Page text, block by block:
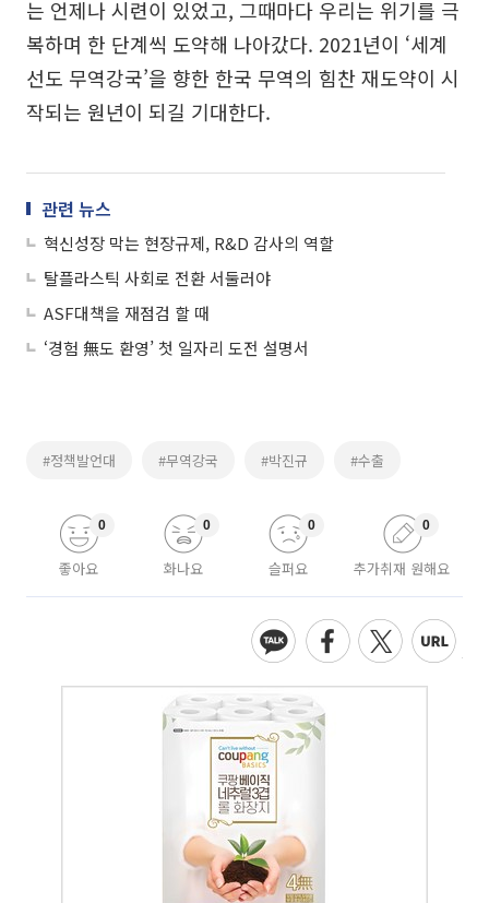
는 언제나 시련이 있었고, 그때마다 우리는 위기를 극
복하며 한 단계씩 도약해 나아갔다. 2021년이 ‘세계
선도 무역강국’을 향한 한국 무역의 힘찬 재도약이 시
작되는 원년이 되길 기대한다.
관련 뉴스
혁신성장 막는 현장규제, R&D 감사의 역할
탈플라스틱 사회로 전환 서둘러야
ASF대책을 재점검 할 때
‘경험 無도 환영’ 첫 일자리 도전 설명서
#정책발언대 #무역강국 #박진규 #수출
좋아요
0
화나요
0
슬퍼요
0
추가취재 원해요
0